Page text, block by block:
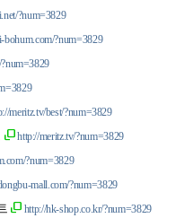
?num=3829
bohum.com/?num=3829
meritz.tv/best/?num=3829
http://meritz.tv/?num=3829
?num=3829
mall.com/?num=3829
http://hk-shop.co.kr/?num=3829